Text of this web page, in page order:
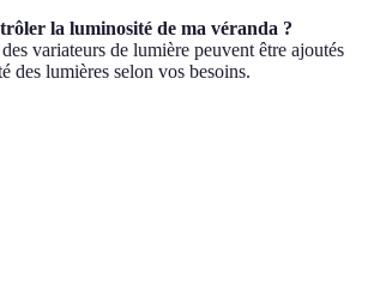
la luminosité de ma véranda ?
variateurs de lumière peuvent être ajoutés
des lumières selon vos besoins.